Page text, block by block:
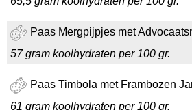
Paas Mergpijpjes met
57 gram koolhydraten per 100 gr.
Paas Timbola met Frambozen
61 gram koolhydraten per 100 gr.